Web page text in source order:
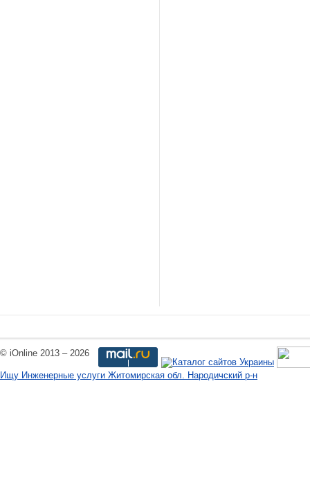
© iOnline 2013 – 2026
Ищу Инженерные услуги Житомирская обл. Народичский р-н